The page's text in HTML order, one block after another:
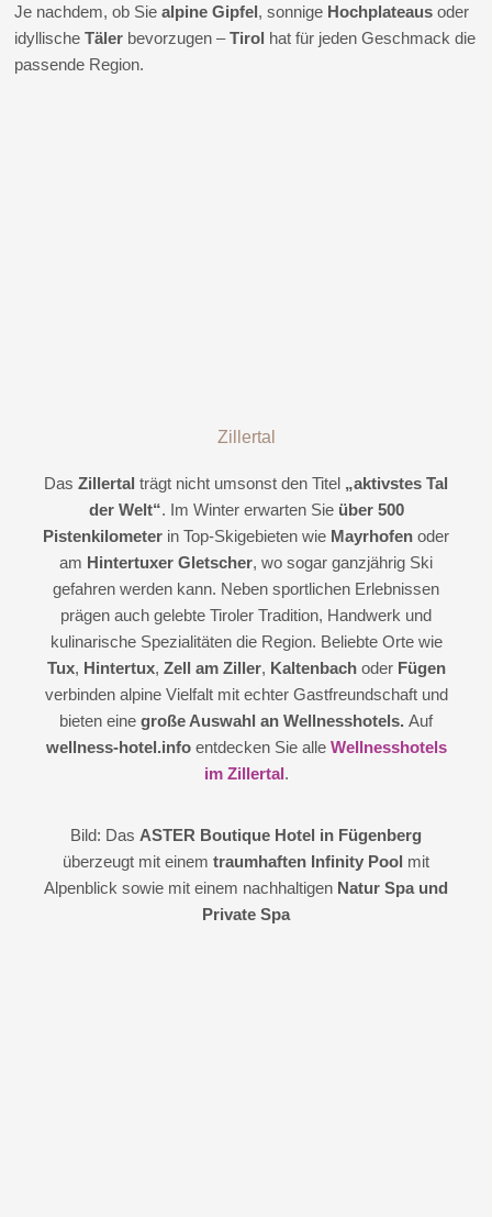
Je nachdem, ob Sie alpine Gipfel, sonnige Hochplateaus oder
idyllische Täler bevorzugen –Tirol hat für jeden Geschmack die
passende Region.
Zillertal
Das Zillertal trägt nicht umsonst den Titel „aktivstes Tal
der Welt“. Im Winter erwarten Sie über 500
Pistenkilometer in Top-Skigebieten wie Mayrhofen oder
am Hintertuxer Gletscher, wo sogar ganzjährig Ski
gefahren werden kann. Neben sportlichen Erlebnissen
prägen auch gelebte Tiroler Tradition, Handwerk und
kulinarische Spezialitäten die Region. Beliebte Orte wie
Tux, Hintertux, Zell am Ziller, Kaltenbachoder Fügen
verbinden alpine Vielfalt mit echter Gastfreundschaft und
bieten eine große Auswahl an Wellnesshotels. Auf
wellness-hotel.infoentdecken Sie alle Wellnesshotels
im Zillertal.
Bild: Das ASTER Boutique Hotel in Fügenberg
überzeugt mit einem traumhaften Infinity Pool mit
Alpenblick sowie mit einem nachhaltigen Natur Spa und
Private Spa